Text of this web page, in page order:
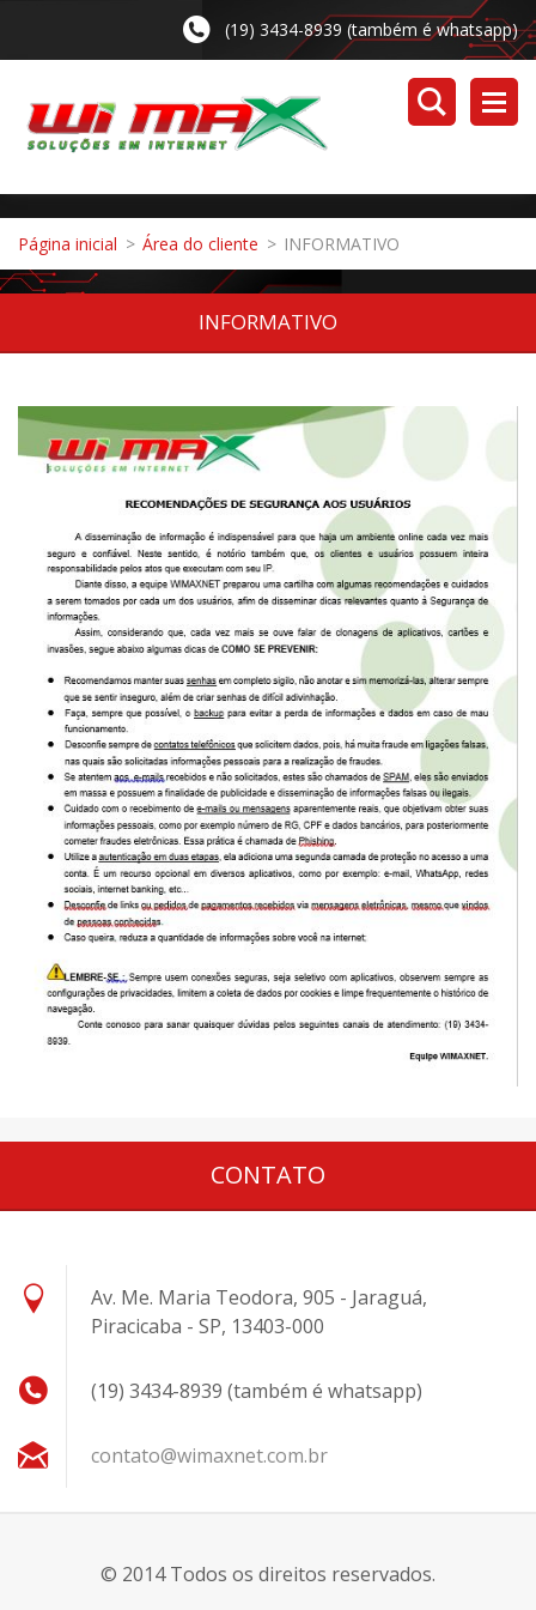
(19) 3434-8939 (também é whatsapp)
Página inicial > Área do cliente > INFORMATIVO
INFORMATIVO
CONTATO
Av. Me. Maria Teodora, 905 - Jaraguá,
Piracicaba - SP, 13403-000
(19) 3434-8939 (também é whatsapp)
contato@wimaxnet.com.br
© 2014 Todos os direitos reservados.